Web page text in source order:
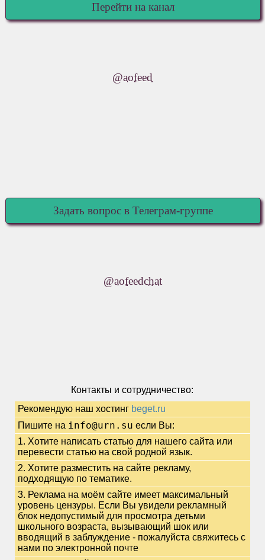
Перейти на канал
@aofeed
Задать вопрос в Телеграм-группе
@aofeedchat
Контакты и сотрудничество:
Рекомендую наш хостинг beget.ru
Пишите на info@urn.su если Вы:
1. Хотите написать статью для нашего сайта или
перевести статью на свой родной язык.
2. Хотите разместить на сайте рекламу,
подходящую по тематике.
3. Реклама на моём сайте имеет максимальный
уровень цензуры. Если Вы увидели рекламный
блок недопустимый для просмотра детьми
школьного возраста, вызывающий шок или
вводящий в заблуждение - пожалуйста свяжитесь с
нами по электронной почте